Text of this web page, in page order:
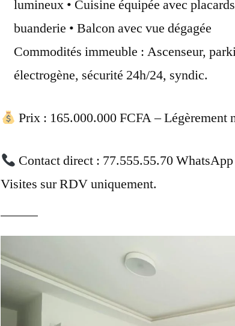
lumineux • Cuisine équipée avec
buanderie • Balcon avec vue dégagée
Commodités immeuble : Ascenseur,
électrogène, sécurité 24h/24, syndic.
Prix : 165.000.000 FCFA – Légèrement
Contact direct : 77.555.55.70 WhatsApp
Visites sur RDV uniquement.